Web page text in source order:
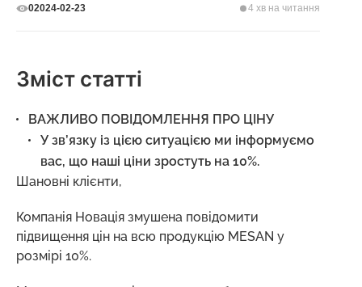
02024-02-23 4 хв на читання
Зміст статті
ВАЖЛИВО ПОВІДОМЛЕННЯ ПРО ЦІНУ
У зв’язку із цією ситуацією ми інформуємо
вас, що наші ціни зростуть на 10%.
Шановні клієнти,
Компанія Новація змушена повідомити
підвищення цін на всю продукцію MESAN у
розмірі 10%.